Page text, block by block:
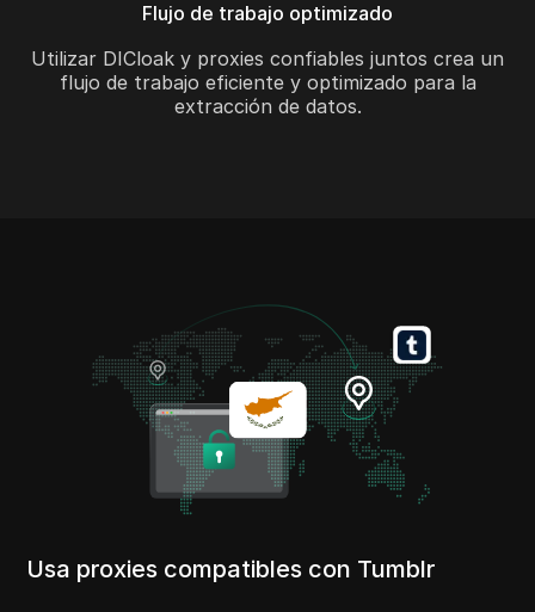
Flujo de trabajo optimizado
Utilizar DICloak y proxies confiables juntos crea un
flujo de trabajo eficiente y optimizado para la
extracción de datos.
Usa proxies compatibles con Tumblr